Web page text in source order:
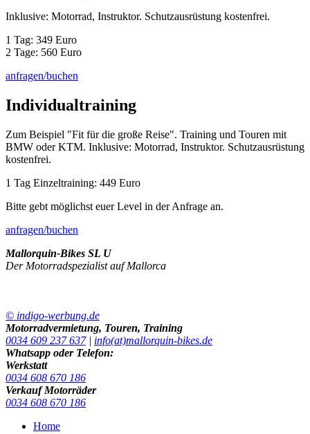
Inklusive: Motorrad, Instruktor. Schutzausrüstung kostenfrei.
1 Tag: 349 Euro
2 Tage: 560 Euro
anfragen/buchen
Individualtraining
Zum Beispiel "Fit für die große Reise". Training und Touren mit
BMW oder KTM. Inklusive: Motorrad, Instruktor. Schutzausrüstung
kostenfrei.
1 Tag Einzeltraining: 449 Euro
Bitte gebt möglichst euer Level in der Anfrage an.
anfragen/buchen
Mallorquin-Bikes SL U
Der Motorradspezialist auf Mallorca
© indigo-werbung.de
Motorradvermietung, Touren, Training
0034 609 237 637| info(at)mallorquin-bikes.de
Whatsapp oder Telefon:
Werkstatt
0034 608 670 186
Verkauf Motorräder
0034 608 670 186
Home